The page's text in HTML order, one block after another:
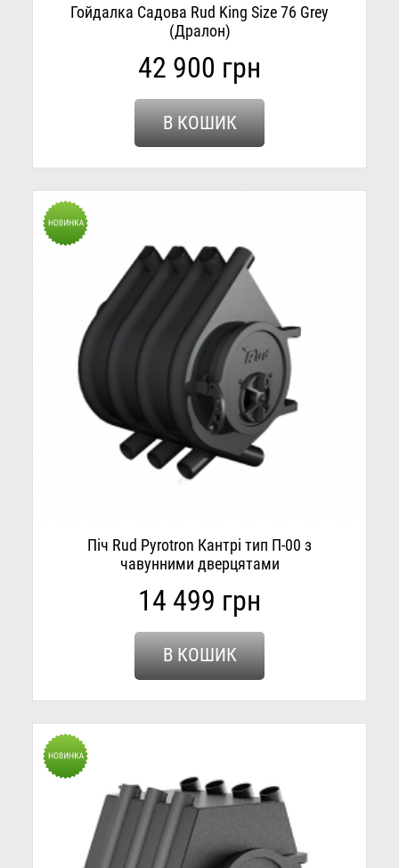
Гойдалка Садова Rud King Size 76 Grey
(Дралон)
42 900 грн
В КОШИК
Піч Rud Pyrotron Кантрі тип П-00 з
чавунними дверцятами
14 499 грн
В КОШИК